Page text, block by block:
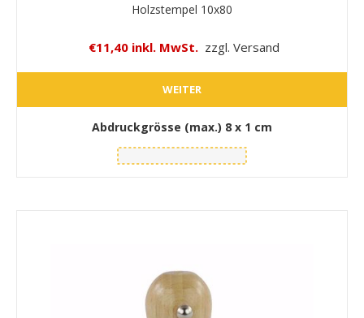
Holzstempel 10x80
€11,40 inkl. MwSt. zzgl. Versand
WEITER
Abdruckgrösse (max.) 8 x 1 cm